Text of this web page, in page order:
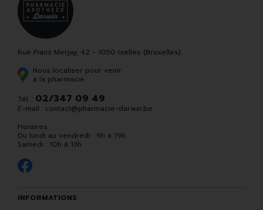
Rue Franz Merjay, 42 - 1050 Ixelles (Bruxelles)
Nous localiser pour venir
à la pharmacie
Tél. : 02/347 09 49
E-mail : contact@pharmacie-darwin.be
Horaires
Du lundi au vendredi : 9h à 19h
Samedi : 10h à 13h
INFORMATIONS